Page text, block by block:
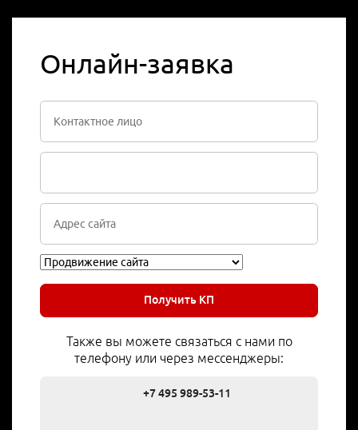
Онлайн-заявка
Получить КП
Также вы можете связаться с нами по
телефону или через мессенджеры:
+7 495 989-53-11